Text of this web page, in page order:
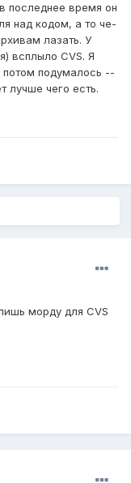
последнее время он
над кодом, а то че-
лазать. У
всплыло CVS. Я
подумалось --
лучше чего есть.
морду для CVS